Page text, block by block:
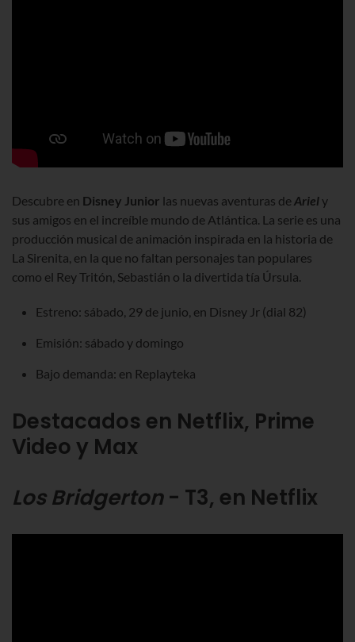
Descubre en Disney Junior las nuevas aventuras de Ariely
sus amigos en el increíble mundo de Atlántica. La serie es una
producción musical de animación inspirada en la historia de
La Sirenita, en la que no faltan personajes tan populares
como el Rey Tritón, Sebastián o la divertida tía Úrsula.
Estreno: sábado, 29 de junio, en Disney Jr (dial 82)
Emisión: sábado y domingo
Bajo demanda: en Replayteka
Destacados en Netflix, Prime
Video y Max
Los Bridgerton- T3, en Netflix